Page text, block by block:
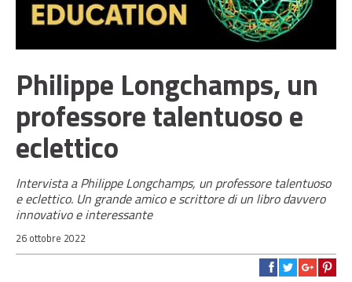
Philippe Longchamps, un
professore talentuoso e
eclettico
Intervista a Philippe Longchamps, un professore talentuoso
e eclettico. Un grande amico e scrittore di un libro davvero
innovativo e interessante
26 ottobre 2022